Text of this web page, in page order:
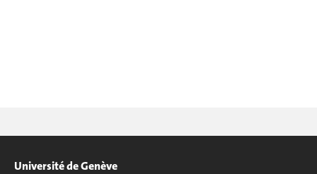
Université de Genève